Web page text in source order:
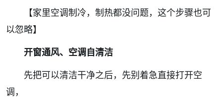
【家里空调制冷，制热都没问题，这个步骤也可
以忽略】
开窗通风、空调自清洁
先把可以清洁干净之后，先别着急直接打开空
调，